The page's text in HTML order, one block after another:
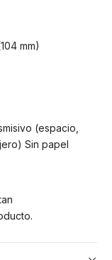
mm)
(espacio,
Sin papel